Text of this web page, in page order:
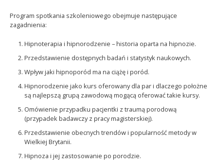
Program spotkania szkoleniowego obejmuje następujące
zagadnienia:
Hipnoterapia i hipnorodzenie – historia oparta na hipnozie.
Przedstawienie dostępnych badań i statystyk naukowych.
Wpływ jaki hipnoporód ma na ciążę i poród.
Hipnorodzenie jako kurs oferowany dla par i dlaczego położne
są najlepszą grupą zawodową mogącą oferować takie kursy.
Omówienie przypadku pacjentki z traumą porodową
(przypadek badawczy z pracy magisterskiej).
Przedstawienie obecnych trendów i popularność metody w
Wielkiej Brytanii.
Hipnoza i jej zastosowanie po porodzie.